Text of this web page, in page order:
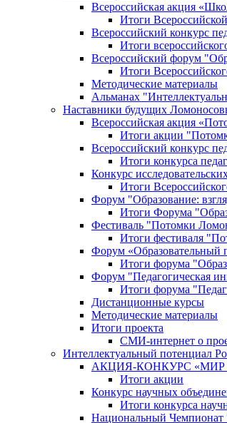
Всероссийская акция
Итоги
Всероссийский конкурс
Итоги
Всероссийский форум
Итоги
Методические материалы
Альманах
Наставники будущих
Всероссийская акция
Итоги акции
Всероссийский конкурс
Итоги конкурса
Конкурс
Итоги
Форум "Образование:
Итоги Форума
Фестиваль "Потомки
Итоги фестиваля
Форум «Образовательный
Итоги форума
Форум "Педагогическая
Итоги форума
Дистанционные курсы
Методические материалы
Итоги проекта
СМИ-интернет о
Интеллектуальный потенциал
АКЦИЯ-КОНКУРС
Итоги акции
Конкурс научных
Итоги конкурса
Национальный Чемпионат